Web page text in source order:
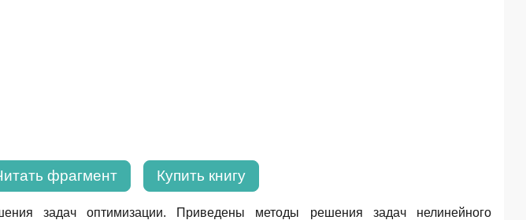
фрагмент Купить книгу
задач оптимизации. Приведены методы решения задач нелинейного